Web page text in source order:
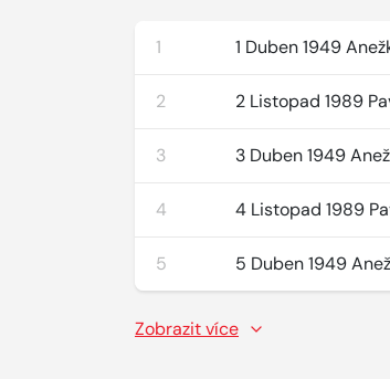
1 1 Duben 1949
2 2 Listopad 1989
3 3 Duben 1949
4 4 Listopad 1989
5 5 Duben 1949
Zobrazit více